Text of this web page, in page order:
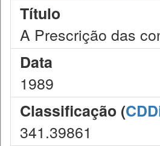
Título
A Prescrição das
Data
1989
Classificação (
341.39861